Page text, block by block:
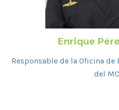
Enrique
Responsable de la Oficina
del